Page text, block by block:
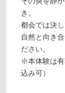
き。
都会では決
自然と向き
ださい。
※本体験は有
込み可）